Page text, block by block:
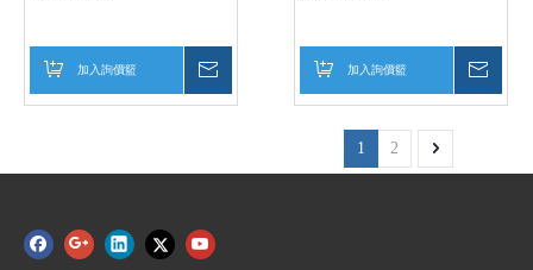
加入詢價籃 加入詢價籃
1 2